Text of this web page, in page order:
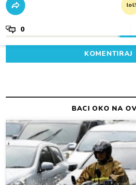
lol!
0
KOMENTIRAJ